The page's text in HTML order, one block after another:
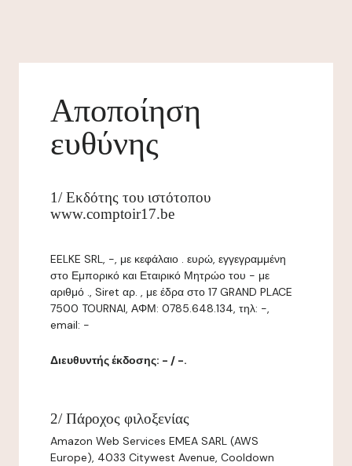
Αποποίηση
ευθύνης
1/ Εκδότης του ιστότοπου
www.comptoir17.be
EELKE SRL, -, με κεφάλαιο . ευρώ, εγγεγραμμένη
στο Εμπορικό και Εταιρικό Μητρώο του - με
αριθμό ., Siret αρ. , με έδρα στο 17 GRAND PLACE
7500 TOURNAI, ΑΦΜ: 0785.648.134, τηλ: -,
email: -
Διευθυντής έκδοσης: - / -.
2/ Πάροχος φιλοξενίας
Amazon Web Services EMEA SARL (AWS
Europe), 4033 Citywest Avenue, Cooldown